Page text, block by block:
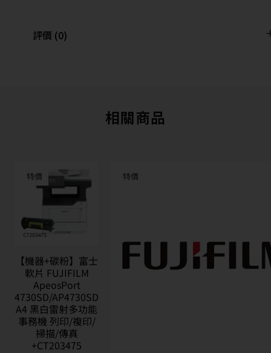
評價 (0)
相關商品
特價
【機器+碳粉】富士
軟片 FUJIFILM
ApeosPort
4730SD/AP4730SD
A4 黑白雷射多功能
事務機 列印/複印/
掃描/傳真
+CT203475
特價